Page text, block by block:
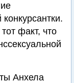
факт, что
Анхела